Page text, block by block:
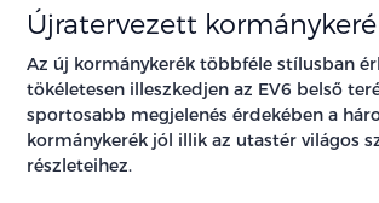
Újratervezett
Az új kormánykerék többféle stílusban
tökéletesen illeszkedjen az EV6 belső
sportosabb megjelenés érdekében a
kormánykerék jól illik az utastér világos
részleteihez.